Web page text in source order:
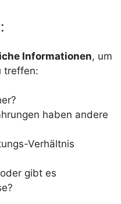
Informationen, um
treffen:
haben andere
Verhältnis
gibt es